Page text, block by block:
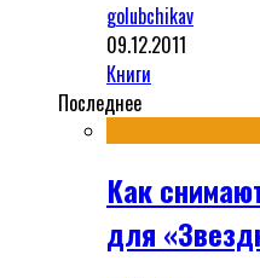
golubchikav
09.12.2011
Книги
Последнее
Как
для